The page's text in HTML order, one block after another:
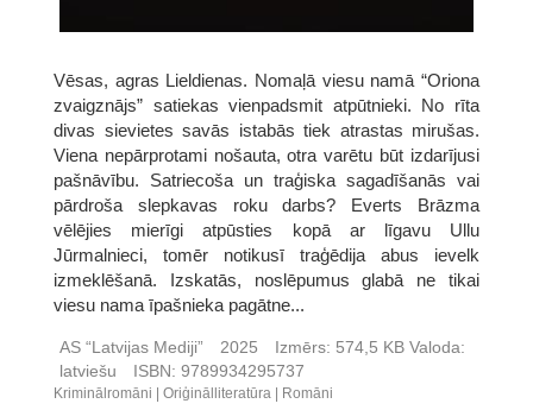
Vēsas, agras Lieldienas. Nomaļā viesu namā “Oriona
zvaigznājs” satiekas vienpadsmit atpūtnieki. No rīta
divas sievietes savās istabās tiek atrastas mirušas.
Viena nepārprotami nošauta, otra varētu būt izdarījusi
pašnāvību. Satriecoša un traģiska sagadīšanās vai
pārdroša slepkavas roku darbs? Everts Brāzma
vēlējies mierīgi atpūsties kopā ar līgavu Ullu
Jūrmalnieci, tomēr notikusī traģēdija abus ievelk
izmeklēšanā. Izskatās, noslēpumus glabā ne tikai
viesu nama īpašnieka pagātne...
AS “Latvijas Mediji” 2025 Izmērs: 574,5 KB Valoda:
latviešu
ISBN: 9789934295737
Kriminālromāni Oriģinālliteratūra Romāni